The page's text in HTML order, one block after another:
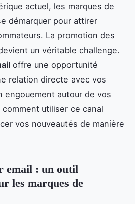
actuel, les marques de
démarquer pour attirer
La promotion des
un véritable challenge.
offre une opportunité
relation directe avec vos
engouement autour de vos
comment utiliser ce canal
vos nouveautés de manière
email : un outil
les marques de